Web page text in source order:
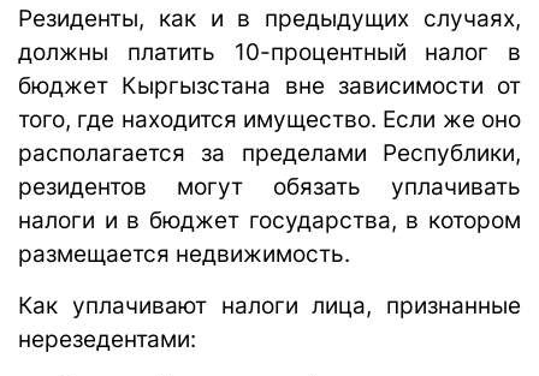
Резиденты, как и в предыдущих случаях,
должны платить 10-процентный налог в
бюджет Кыргызстана вне зависимости от
того, где находится имущество. Если же оно
располагается за пределами Республики,
резидентов могут обязать уплачивать
налоги и в бюджет государства, в котором
размещается недвижимость.
Как уплачивают налоги лица, признанные
нерезедентами: